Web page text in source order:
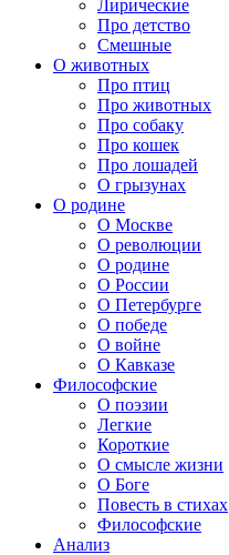
Лирические
Про детство
Смешные
О животных
Про птиц
Про животных
Про собаку
Про кошек
Про лошадей
О грызунах
О родине
О Москве
О революции
О родине
О России
О Петербурге
О победе
О войне
О Кавказе
Философские
О поэзии
Легкие
Короткие
О смысле жизни
О Боге
Повесть в стихах
Философские
Анализ